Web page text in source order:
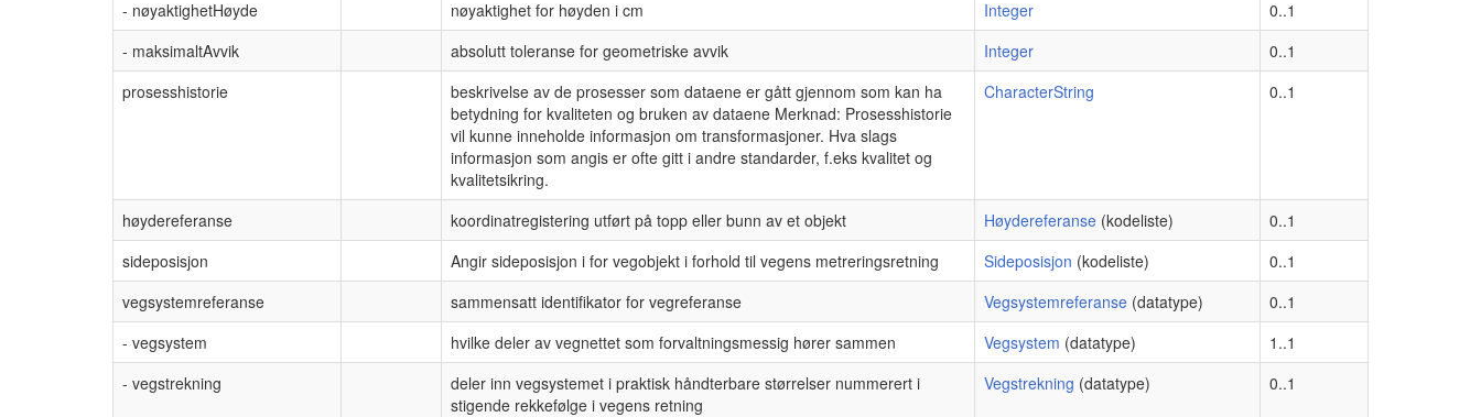
- nøyaktighetHøyde
nøyaktighet for høyden i cm Integer
0..1
- maksimaltAvvik
absolutt toleranse for geometriske avvik Integer
0..1
prosesshistorie
beskrivelse av de prosesser som dataene er gått gjennom som kan ha
betydning for kvaliteten og bruken av dataene Merknad: Prosesshistorie
vil kunne inneholde informasjon om transformasjoner. Hva slags
informasjon som angis er ofte gitt i andre standarder, f.eks kvalitet og
kvalitetsikring.
CharacterString 0..1
høydereferanse koordinatregistering utført på topp eller bunn av et objekt Høydereferanse (kodeliste)
0..1
sideposisjon
Angir sideposisjon i for vegobjekt i forhold til vegens metreringsretning Sideposisjon (kodeliste)
0..1
vegsystemreferanse
sammensatt identifikator for vegreferanse Vegsystemreferanse (datatype)
0..1
- vegsystem
hvilke deler av vegnettet som forvaltningsmessig hører sammen Vegsystem (datatype)
1..1
- vegstrekning
deler inn vegsystemet i praktisk håndterbare størrelser nummerert i
stigende rekkefølge i vegens retning
Vegstrekning (datatype) 0..1